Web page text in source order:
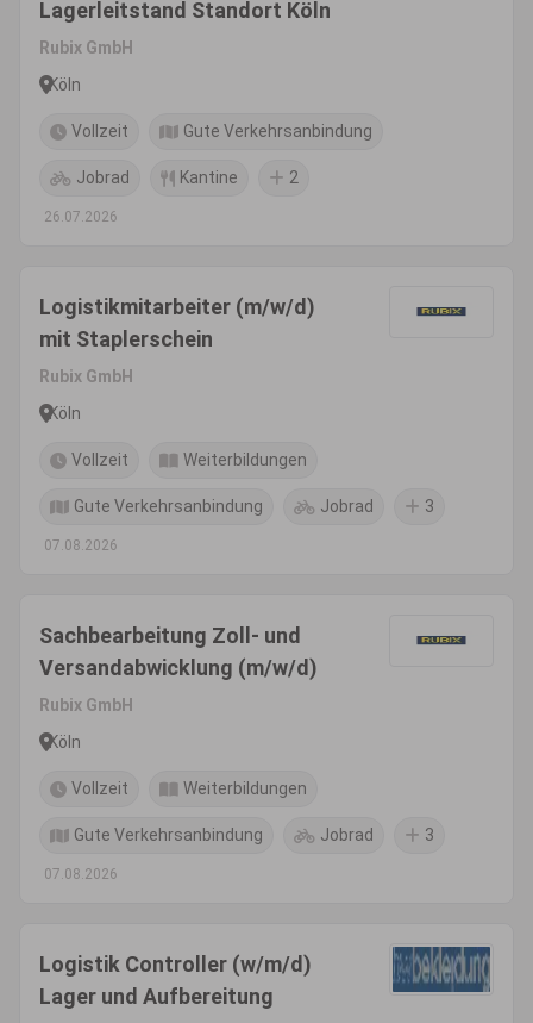
Lagerleitstand Standort Köln
Rubix GmbH
Köln
Vollzeit Gute Verkehrsanbindung
Jobrad Kantine 2
26.07.2026
Logistikmitarbeiter (m/w/d)
mit Staplerschein
Rubix GmbH
Köln
Vollzeit Weiterbildungen
Gute Verkehrsanbindung Jobrad 3
07.08.2026
Sachbearbeitung Zoll- und
Versandabwicklung (m/w/d)
Rubix GmbH
Köln
Vollzeit Weiterbildungen
Gute Verkehrsanbindung Jobrad 3
07.08.2026
Logistik Controller (w/m/d)
Lager und Aufbereitung